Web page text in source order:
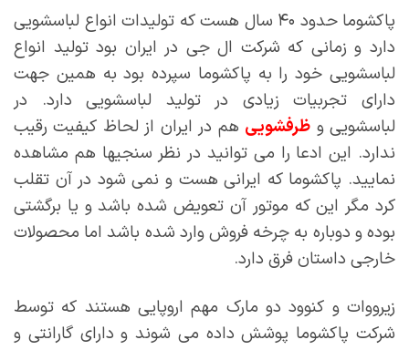
پاکشوما حدود ۴۰ سال هست که تولیدات انواع لباسشویی
دارد و زمانی که شرکت ال جی در ایران بود تولید انواع
لباسشویی خود را به پاکشوما سپرده بود به همین جهت
دارای تجربیات زیادی در تولید لباسشویی دارد. در
لباسشویی و ظرفشویی هم در ایران از لحاظ کیفیت رقیب
ندارد. این ادعا را می توانید در نظر سنجیها هم مشاهده
نمایید. پاکشوما که ایرانی هست و نمی شود در آن تقلب
کرد مگر این که موتور آن تعویض شده باشد و یا برگشتی
بوده و دوباره به چرخه فروش وارد شده باشد اما محصولات
خارجی داستان فرق دارد.
زیرووات و کنوود دو مارک مهم اروپایی هستند که توسط
شرکت پاکشوما پوشش داده می شوند و دارای گارانتی و